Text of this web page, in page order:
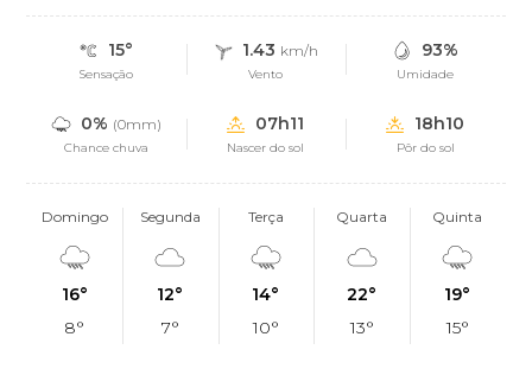
15°
Sensação
1.43 km/h
Vento
93%
Umidade
0% (0mm)
Chance chuva
07h11
Nascer do sol
18h10
Pôr do sol
Domingo
16°
8°
Segunda
12°
7°
Terça
14°
10°
Quarta
22°
13°
Quinta
19°
15°